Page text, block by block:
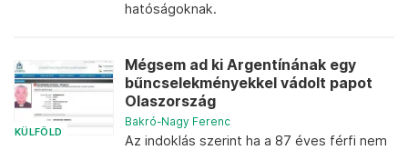
hatóságoknak.
KÜLFÖLD
Mégsem ad ki Argentínának egy
bűncselekményekkel vádolt papot
Olaszország
Bakró-Nagy Ferenc
Az indoklás szerint ha a 87 éves férfi nem